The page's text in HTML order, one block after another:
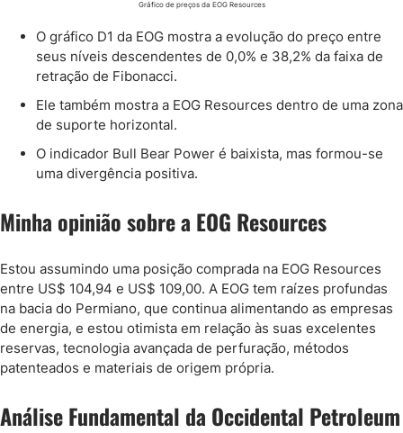
Gráfico de preços da EOG Resources
O gráfico D1 da EOG mostra a evolução do preço entre
seus níveis descendentes de 0,0% e 38,2% da faixa de
retração de Fibonacci.
Ele também mostra a EOG Resources dentro de uma zona
de suporte horizontal.
O indicador Bull Bear Power é baixista, mas formou-se
uma divergência positiva.
Minha opinião sobre a EOG Resources
Estou assumindo uma posição comprada na EOG Resources
entre US$ 104,94 e US$ 109,00. A EOG tem raízes profundas
na bacia do Permiano, que continua alimentando as empresas
de energia, e estou otimista em relação às suas excelentes
reservas, tecnologia avançada de perfuração, métodos
patenteados e materiais de origem própria.
Análise Fundamental da Occidental Petroleum